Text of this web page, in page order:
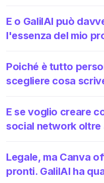
E o GalilAI può
l'essenza del mio
Poiché è tutto
scegliere cosa
E se voglio creare
social network oltre
Legale, ma Canva
pronti. GalilAI ha